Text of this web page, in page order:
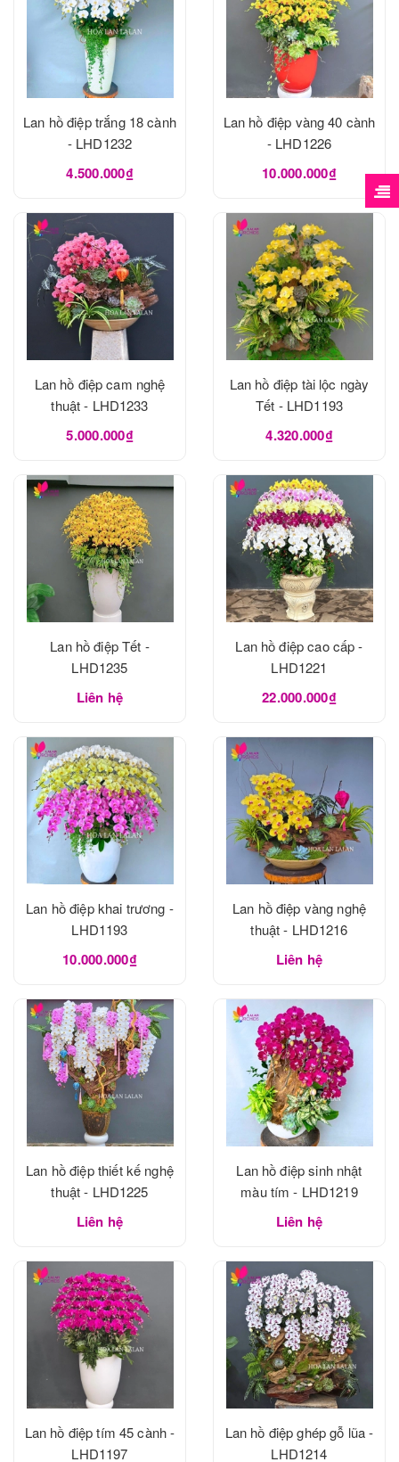
Lan hồ điệp trắng 18 cành
- LHD1232
4.500.000₫
Lan hồ điệp vàng 40 cành
- LHD1226
10.000.000₫
Lan hồ điệp cam nghệ
thuật - LHD1233
5.000.000₫
Lan hồ điệp tài lộc ngày
Tết - LHD1193
4.320.000₫
Lan hồ điệp Tết -
LHD1235
Liên hệ
Lan hồ điệp cao cấp -
LHD1221
22.000.000₫
Lan hồ điệp khai trương -
LHD1193
10.000.000₫
Lan hồ điệp vàng nghệ
thuật - LHD1216
Liên hệ
Lan hồ điệp thiết kế nghệ
thuật - LHD1225
Liên hệ
Lan hồ điệp sinh nhật
màu tím - LHD1219
Liên hệ
Lan hồ điệp tím 45 cành -
LHD1197
Lan hồ điệp ghép gỗ lũa -
LHD1214